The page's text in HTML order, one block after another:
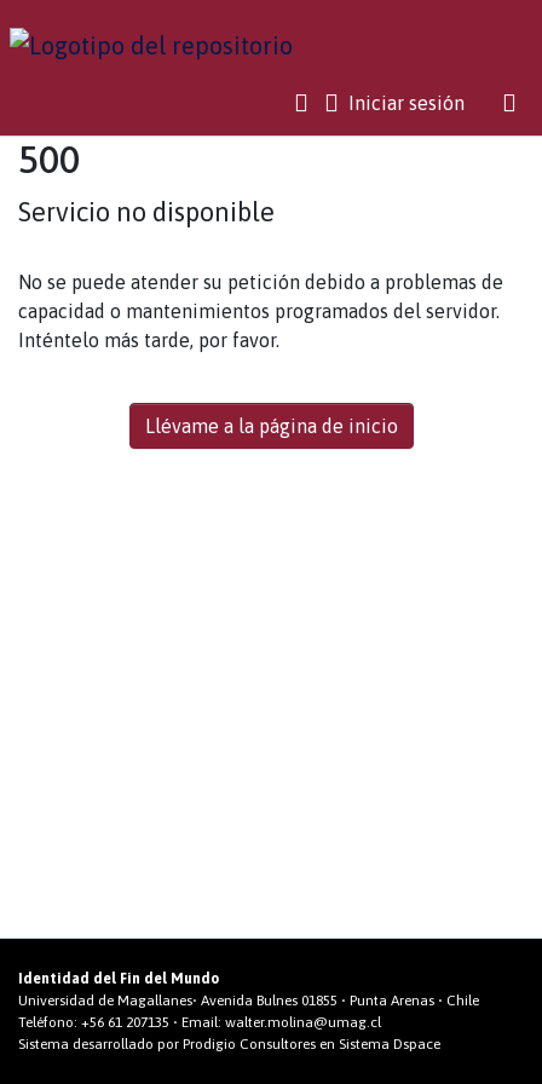
Iniciar sesión(current)
500
Servicio no disponible
No se puede atender su petición debido a problemas de
capacidad o mantenimientos programados del servidor.
Inténtelo más tarde, por favor.
Llévame a la página de inicio
Identidad del Fin del Mundo
Universidad de Magallanes• Avenida Bulnes 01855 • Punta Arenas • Chile
Teléfono: +56 61 207135 • Email: walter.molina@umag.cl
Sistema desarrollado por Prodigio Consultores en Sistema Dspace